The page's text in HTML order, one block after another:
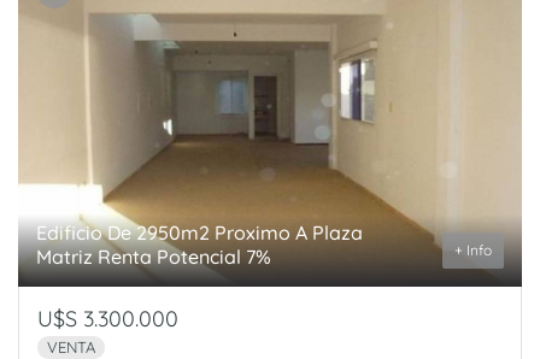
Edificio De 2950m2 Proximo A Plaza
Matriz Renta Potencial 7%
+ Info
U$S 3.300.000
VENTA